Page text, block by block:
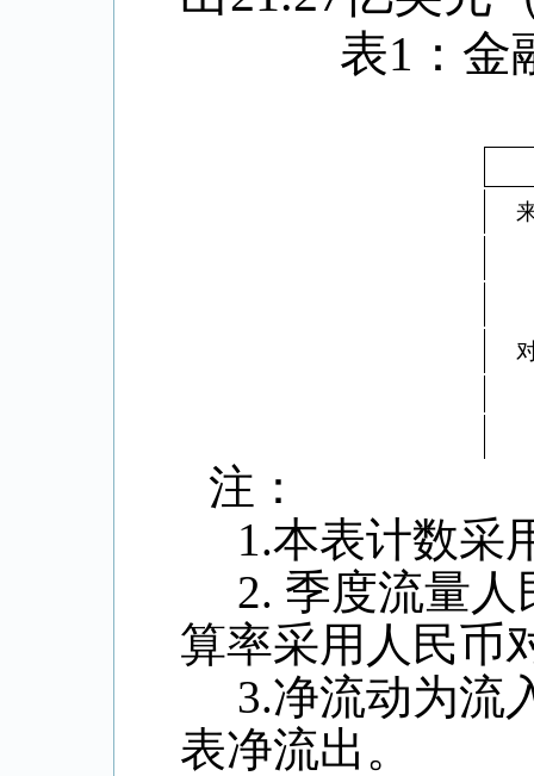
表1 ：
注：
1.本表计数采
2. 季度流量人
算率采用人民币
3.净流动为流
表净流出。